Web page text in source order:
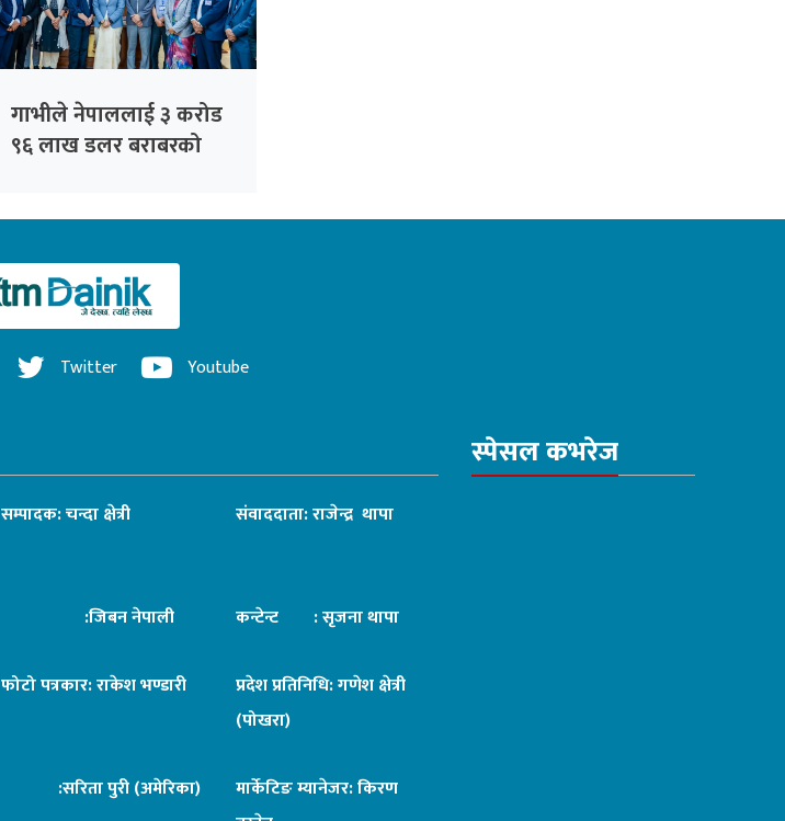
गाभीले नेपाललाई ३ करोड
९६ लाख डलर बराबरको
Twitter Youtube
सम्पादक: चन्दा क्षेत्री संवाददाता: राजेन्द्र थापा
:जिबन नेपाली कन्टेन्ट : सृजना थापा
फोटो पत्रकार: राकेश भण्डारी
प्रदेश प्रतिनिधि: गणेश क्षेत्री
(पोखरा)
:सरिता पुरी (अमेरिका)
मार्केटिङ म्यानेजर: किरण
स्पेसल कभरेज